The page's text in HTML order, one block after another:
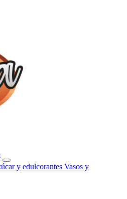
y edulcorantes Vasos y